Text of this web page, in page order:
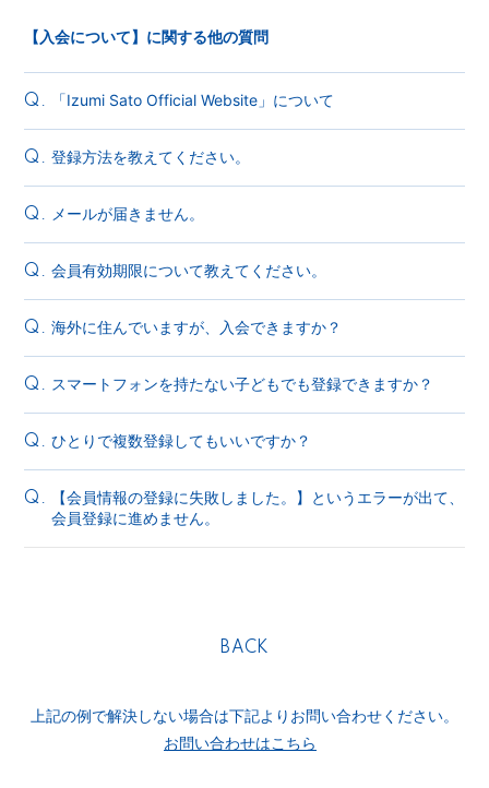
【入会について】に関する他の質問
Q. 「Izumi Sato Official Website」について
Q. 登録方法を教えてください。
Q. メールが届きません。
Q. 会員有効期限について教えてください。
Q. 海外に住んでいますが、入会できますか？
Q. スマートフォンを持たない子どもでも登録できますか？
Q. ひとりで複数登録してもいいですか？
Q.
【会員情報の登録に失敗しました。】というエラーが出て、
会員登録に進めません。
BACK
上記の例で解決しない場合は下記よりお問い合わせください。
お問い合わせはこちら